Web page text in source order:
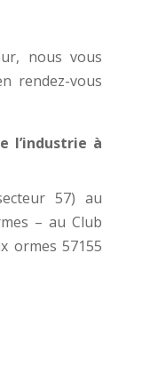
nous vous
rendez-vous
l’industrie à
57) au
– au Club
ormes 57155